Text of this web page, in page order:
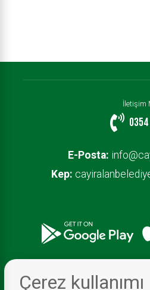
İletişim
E-Posta:
Kep:
Çerez kullanımı